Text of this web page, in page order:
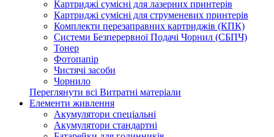
Картриджі сумісні для лазерних принтерів
Картриджі сумісні для струменевих принтерів
Комплекти перезаправних картриджів (КПК)
Системи Безперервної Подачі Чорнил (СБПЧ)
Тонер
Фотопапір
Чистячі засоби
Чорнило
Переглянути всі Витратні матеріали
Елементи живлення
Акумулятори спеціальні
Акумулятори стандартні